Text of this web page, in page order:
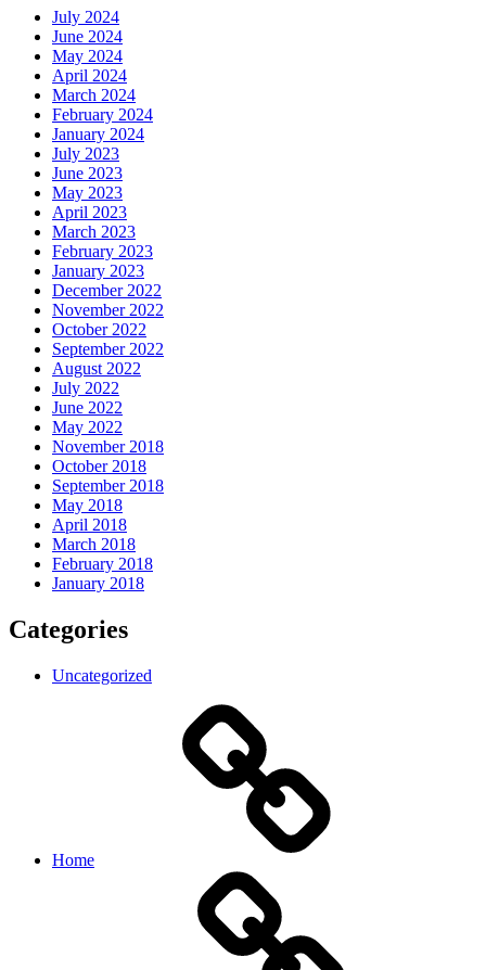
July 2024
June 2024
May 2024
April 2024
March 2024
February 2024
January 2024
July 2023
June 2023
May 2023
April 2023
March 2023
February 2023
January 2023
December 2022
November 2022
October 2022
September 2022
August 2022
July 2022
June 2022
May 2022
November 2018
October 2018
September 2018
May 2018
April 2018
March 2018
February 2018
January 2018
Categories
Uncategorized
Home